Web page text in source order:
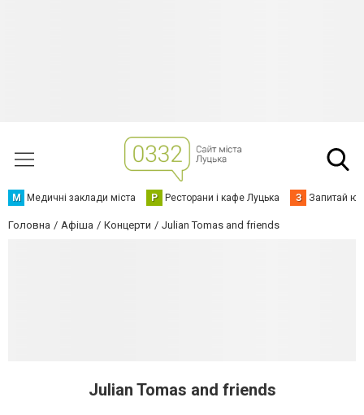
М Медичні заклади міста Р Ресторани і кафе Луцька З Запитай
Головна Афіша Концерти Julian Tomas and friends
Julian Tomas and friends